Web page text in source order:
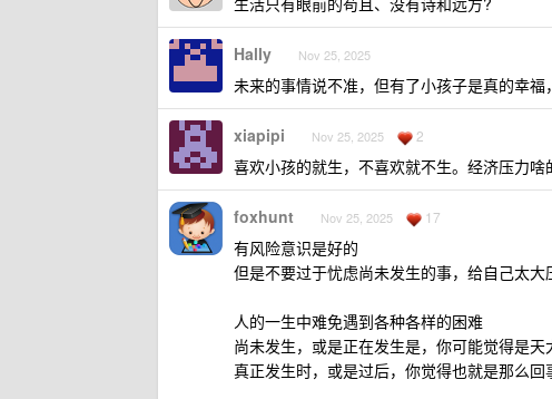
Hally Nov 25, 2025
未来的事情说不准，但有了小孩子是真的幸福
xiapipi Nov 25, 2025 2
喜欢小孩的就生，不喜欢就不生。经济压力啥
foxhunt Nov 25, 2025 17
有风险意识是好的
但是不要过于忧虑尚未发生的事，给自己太大
人的一生中难免遇到各种各样的困难
尚未发生，或是正在发生是，你可能觉得是天
真正发生时，或是过后，你觉得也就是那么回